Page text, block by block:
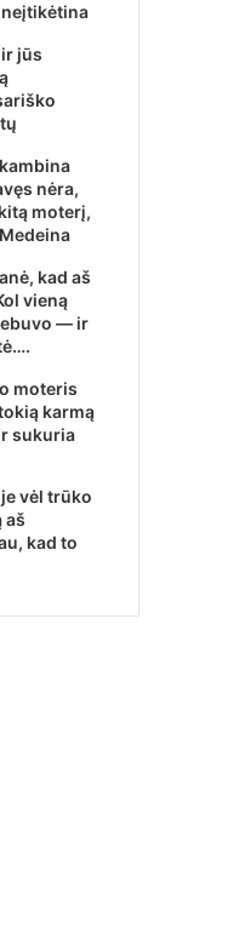
jūs
nėra,
moterį,
kad aš
vieną
— ir
moteris
karmą
sukuria
vėl trūko
aš
kad to